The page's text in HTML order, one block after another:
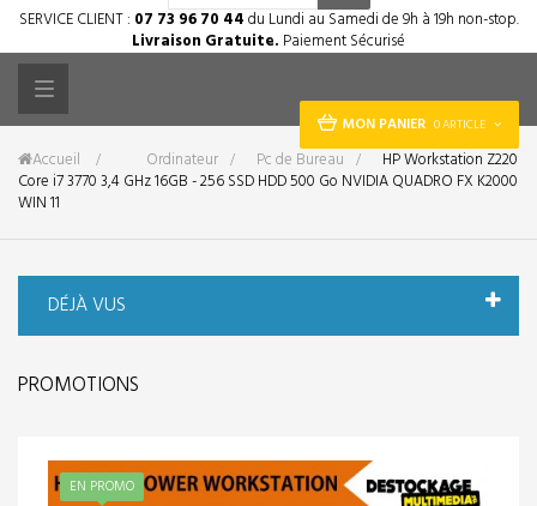
MON PANIER 0 ARTICLE
SERVICE CLIENT : 07 73 96 70 44du Lundi au Samedi de 9h à 19h non-stop.
Livraison Gratuite. Paiement Sécurisé
Toggle
navigation
Accueil &gt; Ordinateur > Pc de Bureau >
HP Workstation Z220
Core i7 3770 3,4 GHz 16GB - 256 SSD HDD 500 Go NVIDIA QUADRO FX K2000
WIN 11
DÉJÀ VUS
PROMOTIONS
EN PROMO